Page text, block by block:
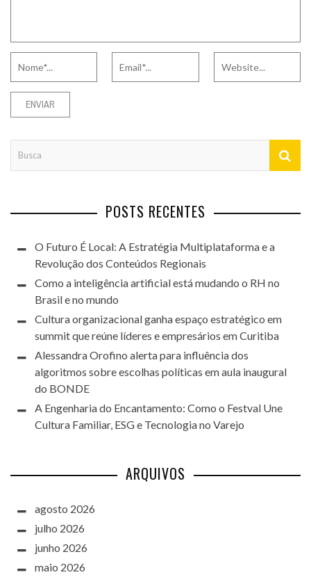
POSTS RECENTES
O Futuro É Local: A Estratégia Multiplataforma e a
Revolução dos Conteúdos Regionais
Como a inteligência artificial está mudando o RH no
Brasil e no mundo
Cultura organizacional ganha espaço estratégico em
summit que reúne líderes e empresários em Curitiba
Alessandra Orofino alerta para influência dos
algoritmos sobre escolhas políticas em aula inaugural
do BONDE
A Engenharia do Encantamento: Como o Festval Une
Cultura Familiar, ESG e Tecnologia no Varejo
ARQUIVOS
agosto 2026
julho 2026
junho 2026
maio 2026